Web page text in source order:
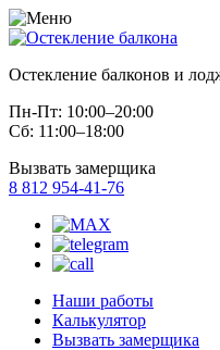
Остекление балконов и
Пн-Пт: 10:00–20:00
Сб: 11:00–18:00
Вызвать замерщика
8 812 954-41-76
Наши работы
Калькулятор
Вызвать замерщика